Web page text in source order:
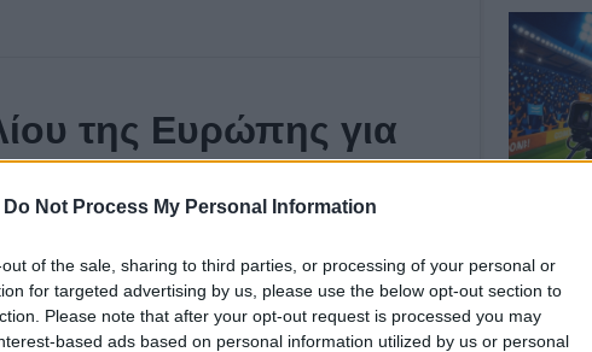
Do Not Process My Personal Information
of the sale, sharing to third parties, or processing of your personal or
for targeted advertising by us, please use the below opt-out section to
Please note that after your opt-out request is processed you may
based ads based on personal information utilized by us or personal
της Ευρώπης για
“Μένουμε